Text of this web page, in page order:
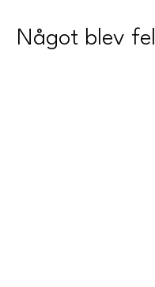
Något blev fel